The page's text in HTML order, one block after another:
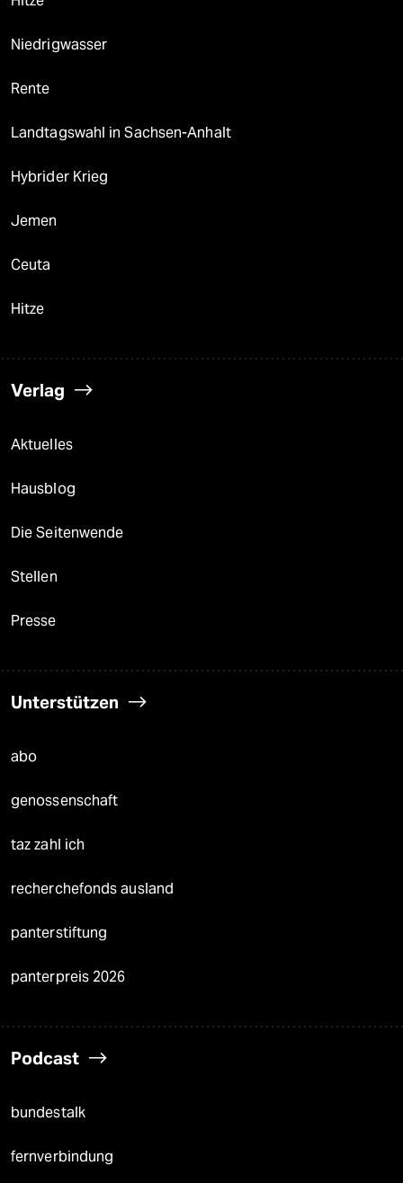
Niedrigwasser
Rente
Landtagswahl in Sachsen-Anhalt
Hybrider Krieg
Jemen
Ceuta
Hitze
Verlag
Aktuelles
Hausblog
Die Seitenwende
Stellen
Presse
Unterstützen
abo
genossenschaft
taz zahl ich
recherchefonds ausland
panterstiftung
panterpreis 2026
Podcast
bundestalk
fernverbindung